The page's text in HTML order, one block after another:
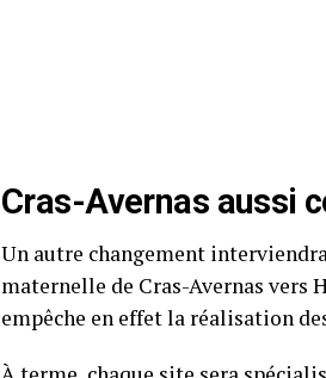
Cras-Avernas aussi
Un autre changement
maternelle de Cras-Avernas vers
empêche en effet la réalisation